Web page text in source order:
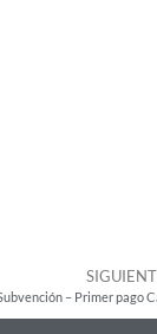
– Primer pago